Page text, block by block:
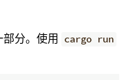
分。使用 cargo run